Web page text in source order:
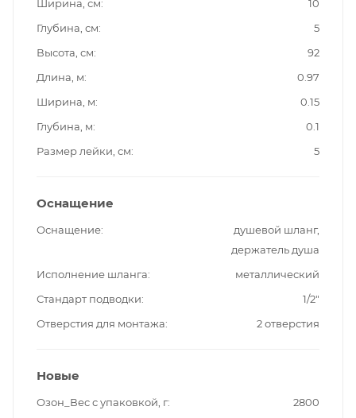
Ширина, см
10
Глубина, см
5
Высота, см
92
Длина, м
0.97
Ширина, м
0.15
Глубина, м
0.1
Размер лейки, см
5
Оснащение
Оснащение
душевой шланг,
держатель душа
Исполнение шланга
металлический
Стандарт подводки
1/2"
Отверстия для монтажа
2 отверстия
Новые
Озон_Вес с упаковкой, г
2800